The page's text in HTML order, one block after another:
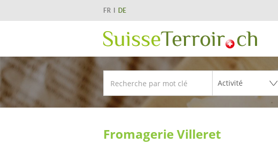
FR DE
Fromagerie Villeret